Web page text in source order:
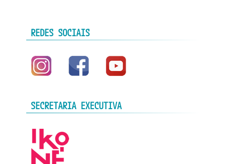
REDES SOCIAIS
SECRETARIA EXECUTIVA